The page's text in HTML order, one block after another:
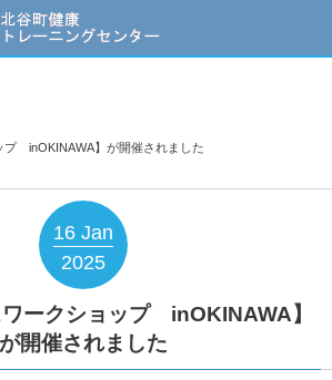
プ inOKINAWA】が開催されました
16 Jan
2025
ワークショップ inOKINAWA】
が開催されました